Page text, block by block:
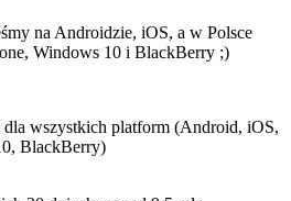
na Androidzie, iOS, a w Polsce
Windows 10 i BlackBerry ;)
dla wszystkich platform (Android, iOS,
BlackBerry)